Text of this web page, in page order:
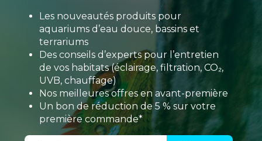
Les nouveautés produits pour
aquariums d’eau douce, bassins et
terrariums
Des conseils d’experts pour l’entretien
de vos habitats (éclairage, filtration, CO₂,
UVB, chauffage)
Nos meilleures offres en avant-première
Un bon de réduction de 5 % sur votre
première commande*